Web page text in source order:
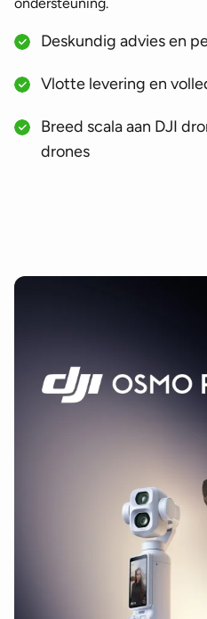
Deskundig advies en
Vlotte levering en
Breed scala aan DJI
drones